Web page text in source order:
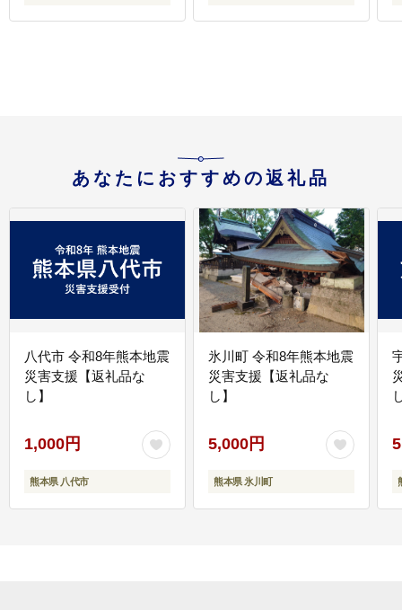
質肥料100% 有田 産地
【kstb303C】
あなたにおすすめの返礼品
八代市 令和8年熊本地震
災害支援【返礼品な
し】
1,000円
熊本県 八代市
氷川町 令和8年熊本地震
災害支援【返礼品な
し】
5,000円
熊本県 氷川町